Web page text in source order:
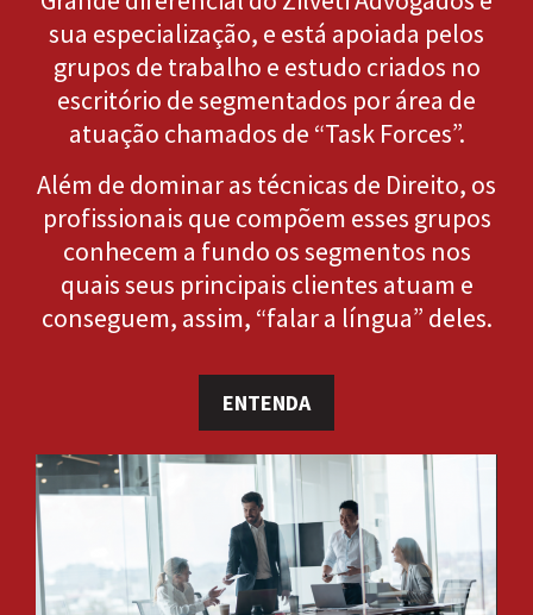
sua especialização, e está apoiada pelos
grupos de trabalho e estudo criados no
escritório de segmentados por área de
atuação chamados de “Task Forces”.
Além de dominar as técnicas de Direito, os
profissionais que compõem esses grupos
conhecem a fundo os segmentos nos
quais seus principais clientes atuam e
conseguem, assim, “falar a língua” deles.
ENTENDA